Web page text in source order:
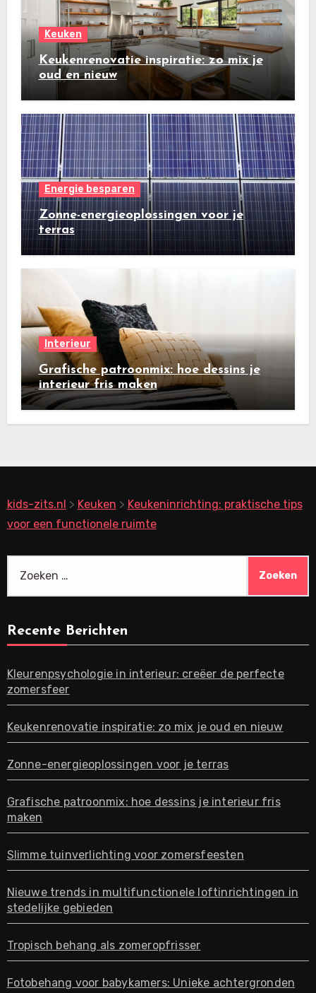
Keuken
Keukenrenovatie inspiratie: zo mix je
oud en nieuw
Energie besparen
Zonne-energieoplossingen voor je
terras
Interieur
Grafische patroonmix: hoe dessins je
interieur fris maken
kids-zits.nl > Keuken > Keukeninrichting: praktische tips
voor een functionele ruimte
Recente Berichten
Kleurenpsychologie in interieur: creëer de perfecte
zomersfeer
Keukenrenovatie inspiratie: zo mix je oud en nieuw
Zonne-energieoplossingen voor je terras
Grafische patroonmix: hoe dessins je interieur fris
maken
Slimme tuinverlichting voor zomersfeesten
Nieuwe trends in multifunctionele loftinrichtingen in
stedelijke gebieden
Tropisch behang als zomeropfrisser
Fotobehang voor babykamers: Unieke achtergronden